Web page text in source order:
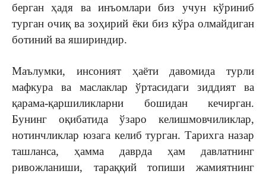
берган ҳадя ва инъомлари биз учун кўриниб
турган очиқ ва зоҳирий ёки биз кўра олмайдиган
ботиний ва яшириндир.
Маълумки, инсоният ҳаёти давомида турли
мафкура ва маслаклар ўртасидаги зиддият ва
қарама-қаршиликларни бошидан кечирган.
Бунинг оқибатида ўзаро келишмовчиликлар,
нотинчликлар юзага келиб турган. Тарихга назар
ташланса, ҳамма даврда ҳам давлатнинг
ривожланиши, тараққий топиши жамиятнинг